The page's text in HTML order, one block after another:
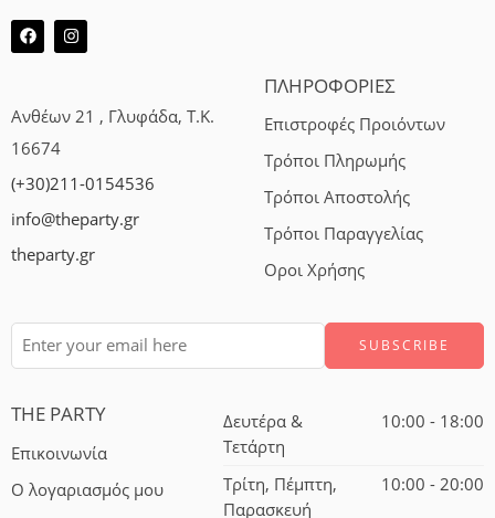
Ανθέων 21 , Γλυφάδα, Τ.Κ.
16674
(+30)211-0154536
info@theparty.gr
theparty.gr
ΠΛΗΡΟΦΟΡΙΕΣ
Επιστροφές Προιόντων
Τρόποι Πληρωμής
Τρόποι Αποστολής
Τρόποι Παραγγελίας
Οροι Χρήσης
THE PARTY
Επικοινωνία
Ο λογαριασμός μου
Δευτέρα &
Τετάρτη
10:00 - 18:00
Τρίτη, Πέμπτη,
Παρασκευή
10:00 - 20:00